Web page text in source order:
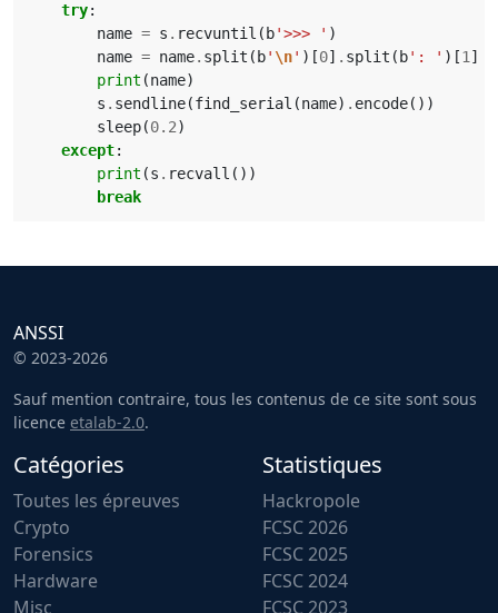
try:
name = s . recvuntil ( b'>>> ' )
name = name. split ( b' \n' )[0] . split ( b': ' )[1 ]
print (name)
s . sendline(find_serial (name) . encode())
sleep(0.2)
except:
print (s . recvall ())
break
ANSSI
© 2023-2026
Sauf mention contraire, tous les contenus de ce site sont sous
licence etalab-2.0.
Catégories
Toutes les épreuves
Crypto
Forensics
Hardware
Misc
Statistiques
Hackropole
FCSC 2026
FCSC 2025
FCSC 2024
FCSC 2023